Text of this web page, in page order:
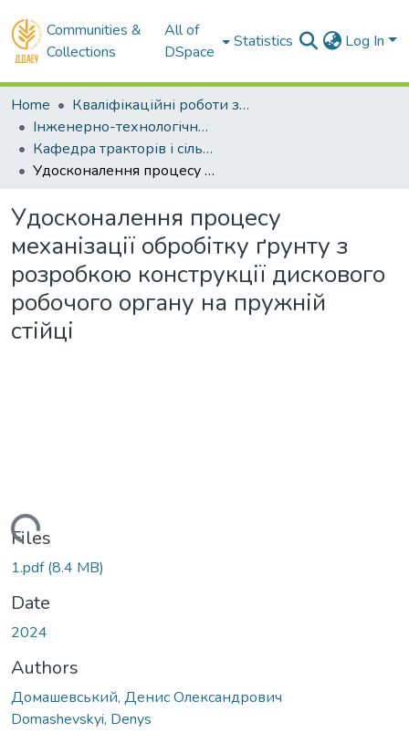
Communities &
Collections
All of
DSpace
Statistics Log In
Home
Кваліфікаційні роботи здобувачів вищої освіти
Інженерно-технологічний факультет
Кафедра тракторів і сільськогосподарських машин . Бакалаври
Удосконалення процесу механізації обробітку ґрунту з розробкою конструкції дискового робочого органу на пружній стійці
Удосконалення процесу
механізації обробітку ґрунту з
розробкою конструкції дискового
робочого органу на пружній
стійці
Files
1.pdf(8.4 MB)
Date
2024
Authors
Домашевський, Денис Олександрович
Domashevskyi, Denys